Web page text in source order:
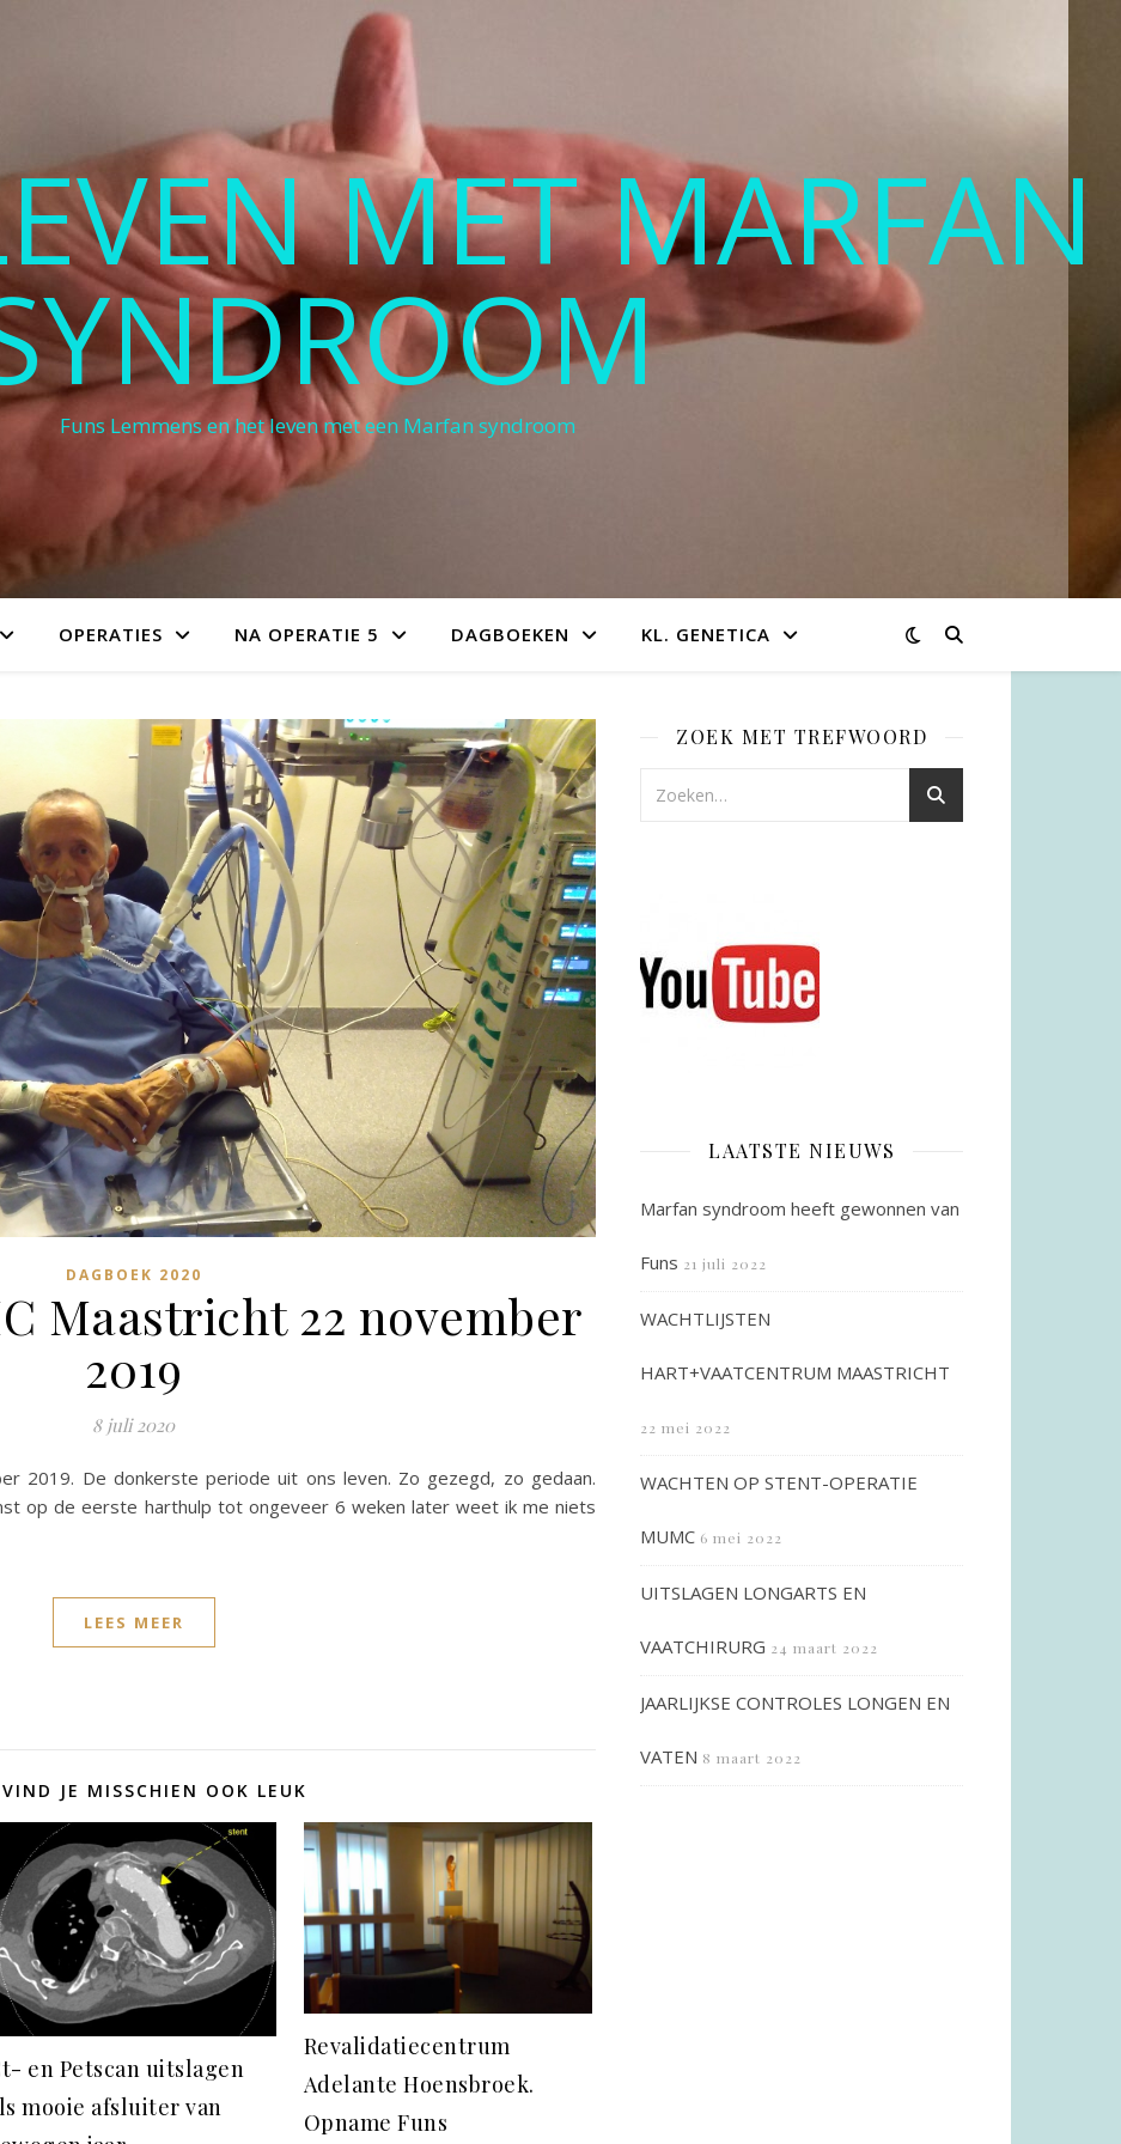
MET MARFAN
Funs Lemmens en het leven met een Marfan syndroom
OPERATIES NA OPERATIE 5 DAGBOEKEN KL. GENETICA
DAGBOEK 2020
Maastricht 22 november
2019
8 juli 2020
2019. De donkerste periode uit ons leven. Zo gezegd, zo gedaan.
op de eerste harthulp tot ongeveer 6 weken later weet ik me niets
LEES MEER
JE MISSCHIEN OOK LEUK
en Petscan uitslagen
mooie afsluiter van
Revalidatiecentrum
Adelante Hoensbroek.
Opname Funs
ZOEK MET TREFWOORD
LAATSTE NIEUWS
Marfan syndroom heeft gewonnen van
Funs 21 juli 2022
WACHTLIJSTEN
HART+VAATCENTRUM MAASTRICHT
22 mei 2022
WACHTEN OP STENT-OPERATIE
MUMC 6 mei 2022
UITSLAGEN LONGARTS EN
VAATCHIRURG 24 maart 2022
JAARLIJKSE CONTROLES LONGEN EN
VATEN 8 maart 2022